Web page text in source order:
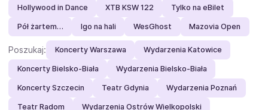
Hollywood in Dance XTB KSW 122 Tylko na eBilet
Pół żartem… Igo na hali WesGhost Mazovia Open
Poszukaj: Koncerty Warszawa Wydarzenia Katowice
Koncerty Bielsko-Biała Wydarzenia Bielsko-Biała
Koncerty Szczecin Teatr Gdynia Wydarzenia Poznań
Teatr Radom Wydarzenia Ostrów Wielkopolski